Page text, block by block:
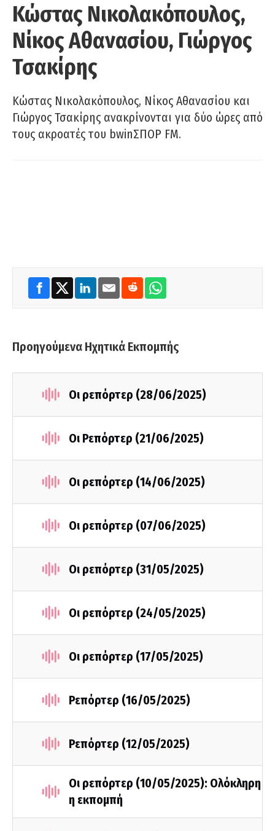
Κώστας Νικολακόπουλος,
Νίκος Αθανασίου, Γιώργος
Τσακίρης
Κώστας Νικολακόπουλος, Νίκος Αθανασίου και
Γιώργος Τσακίρης ανακρίνονται για δύο ώρες από
τους ακροατές του bwinΣΠΟΡ FM.
Προηγούμενα Ηχητικά Εκπομπής
Οι ρεπόρτερ (28/06/2025)
Οι Ρεπόρτερ (21/06/2025)
Οι ρεπόρτερ (14/06/2025)
Οι ρεπόρτερ (07/06/2025)
Οι ρεπόρτερ (31/05/2025)
Οι ρεπόρτερ (24/05/2025)
Οι ρεπόρτερ (17/05/2025)
Ρεπόρτερ (16/05/2025)
Ρεπόρτερ (12/05/2025)
Οι ρεπόρτερ (10/05/2025): Ολόκληρη
η εκπομπή